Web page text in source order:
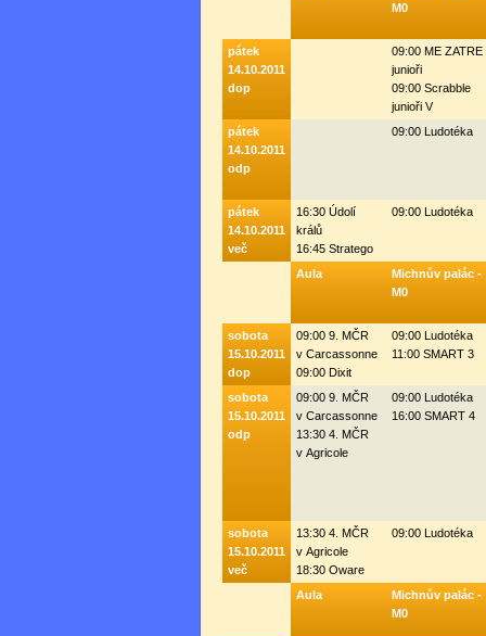
M0
pátek
14.10.2011
dop
09:00 ME ZATRE
junioři
09:00 Scrabble
junioři V
pátek
14.10.2011
odp
09:00 Ludotéka
pátek
14.10.2011
več
16:30 Údolí
králů
16:45 Stratego
09:00 Ludotéka
Aula
Michnův palác -
M0
sobota
15.10.2011
dop
09:00 9. MČR
v Carcassonne
09:00 Dixit
09:00 Ludotéka
11:00 SMART 3
sobota
15.10.2011
odp
09:00 9. MČR
v Carcassonne
13:30 4. MČR
v Agricole
09:00 Ludotéka
16:00 SMART 4
sobota
15.10.2011
več
13:30 4. MČR
v Agricole
18:30 Oware
09:00 Ludotéka
Aula
Michnův palác -
M0